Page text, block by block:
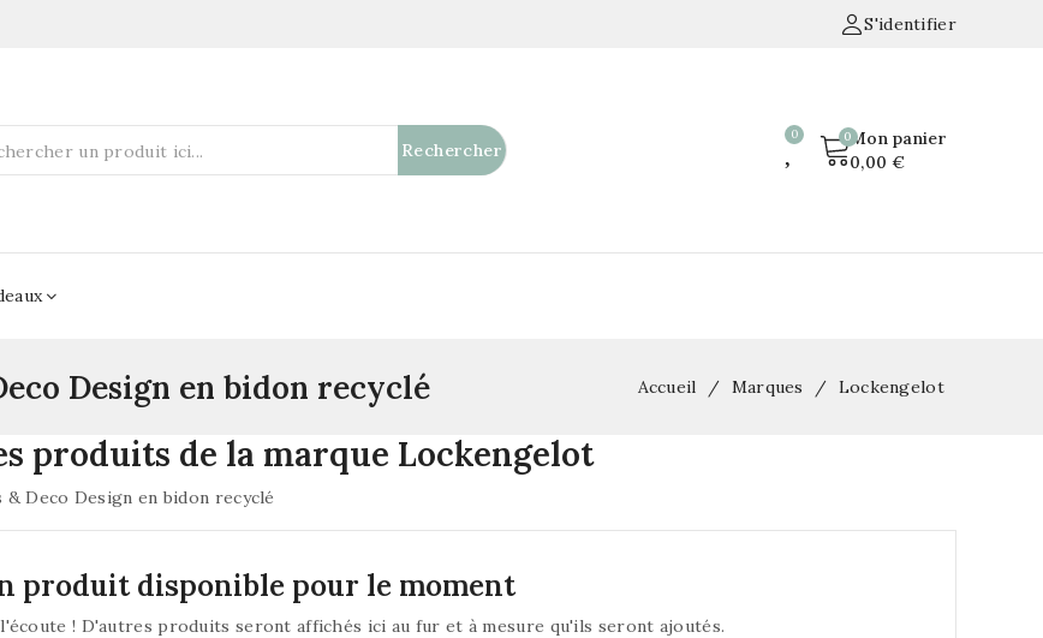
S'identifier
Rechercher
Mon panier
0,00 €
Design en bidon recyclé Accueil Marques Lockengelot
produits de la marque Lockengelot
& Deco Design en bidon recyclé
produit disponible pour le moment
! D'autres produits seront affichés ici au fur et à mesure qu'ils seront ajoutés.